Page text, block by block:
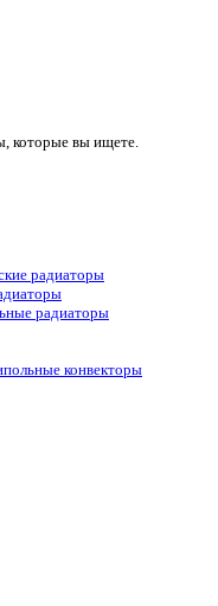
которые вы ищете.
радиаторы
радиаторы
конвекторы